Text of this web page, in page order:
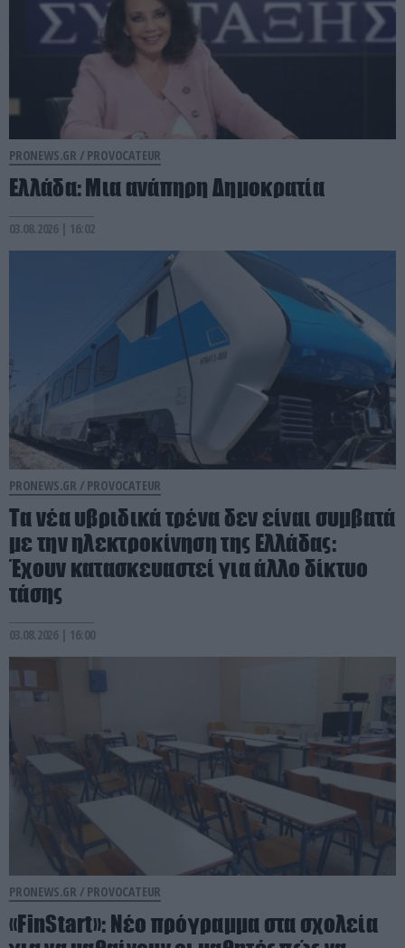
PRONEWS.GR / PROVOCATEUR
Ελλάδα: Μια ανάπηρη Δημοκρατία
03.08.2026 | 16:02
PRONEWS.GR / PROVOCATEUR
Τα νέα υβριδικά τρένα δεν είναι συμβατά
με την ηλεκτροκίνηση της Ελλάδας:
Έχουν κατασκευαστεί για άλλο δίκτυο
τάσης
03.08.2026 | 16:00
PRONEWS.GR / PROVOCATEUR
«FinStart»: Νέο πρόγραμμα στα σχολεία